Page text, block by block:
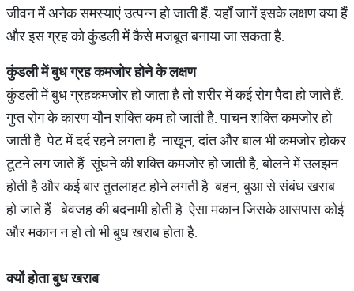
जीवन में अनेक समस्याएं उत्पन्न हो जाती हैं. यहाँ जानें इसके लक्षण क्या हैं
और इस ग्रह को कुंडली में कैसे मजबूत बनाया जा सकता है.
कुंडलीमेंबुधग्रहकमजोरहोनेकेलक्षण
कुंडली में बुध ग्रहकमजोर हो जाता है तो शरीर में कई रोग पैदा हो जाते हैं.
गुप्त रोग के कारण यौन शक्ति कम हो जाती है. पाचन शक्ति कमजोर हो
जाती है. पेट में दर्द रहने लगता है. नाखून, दांत और बाल भी कमजोर होकर
टूटने लग जाते हैं. सूंघने की शक्ति कमजोर हो जाती है, बोलने में उलझन
होती है और कई बार तुतलाहट होने लगती है. बहन, बुआ से संबंध खराब
हो जाते हैं. बेवजह की बदनामी होती है. ऐसा मकान जिसके आसपास कोई
और मकान न हो तो भी बुध खराब होता है.
क्योंहोताबुधखराब